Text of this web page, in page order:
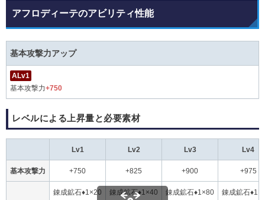
アフロディーテのアビリティ性能
基本攻撃力アップ
ALv1
基本攻撃力+750
レベルによる上昇量と必要素材
Lv1 Lv2 Lv3 Lv4
基本攻撃力 +750 +825 +900 +975
錬成鉱石♦1×20 錬成鉱石♦1×40
錬成鉱石♦1×80
錬成鉱石